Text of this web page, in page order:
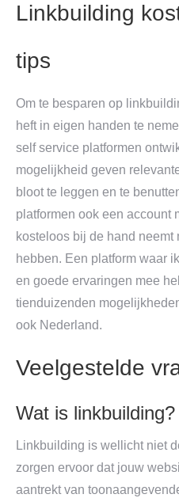
Linkbuilding
tips
Om te besparen op
heft in eigen handen te
self service platformen
mogelijkheid geven
bloot te leggen en te
platformen ook een account
kosteloos bij de hand neemt
hebben. Een platform waar
en goede ervaringen mee
tienduizenden
ook Nederland.
Veelgestelde
Wat is linkbuilding?
Linkbuilding is wellicht niet
zorgen ervoor dat jouw
aantrekt van